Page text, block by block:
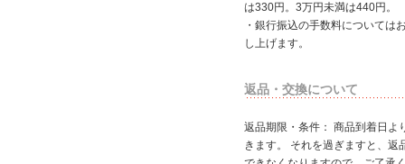
は330円。3万円未満は440円。
・銀行振込の手数料については
し上げます。
返品・交換について
返品期限・条件： 商品到着日よ
きます。 それを過ぎますと、返